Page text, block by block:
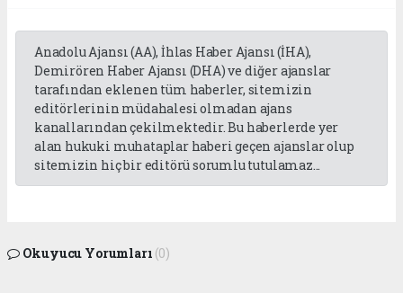
Anadolu Ajansı (AA), İhlas Haber Ajansı (İHA),
Demirören Haber Ajansı (DHA) ve diğer ajanslar
tarafından eklenen tüm haberler, sitemizin
editörlerinin müdahalesi olmadan ajans
kanallarından çekilmektedir. Bu haberlerde yer
alan hukuki muhataplar haberi geçen ajanslar olup
sitemizin hiç bir editörü sorumlu tutulamaz...
Okuyucu Yorumları (0)